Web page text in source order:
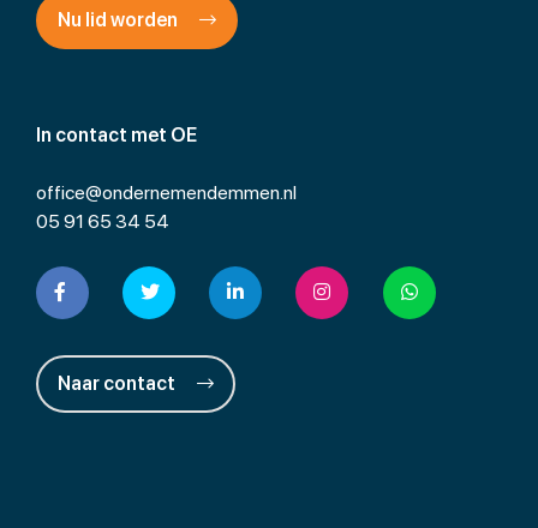
In contact met OE
office@ondernemendemmen.nl
05 91 65 34 54
Naar contact
Nu lid worden